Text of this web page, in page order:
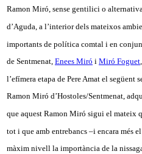
Ramon Miró, sense gentilici o
d’Aguda, a l’interior dels mateixos
importants de política comtal i en
de Sentmenat, Enees Miró i Miró Foguet
l’efímera etapa de Pere Amat el
Ramon Miró d’Hostoles/Sentmenat,
que aquest Ramon Miró sigui el mateix
tot i que amb entrebancs –i encara més
màxim nivell la importància de la